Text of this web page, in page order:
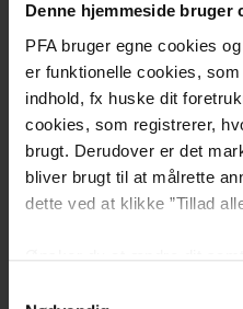
Denne hjemmeside bruger
PFA bruger egne cookies
er funktionelle cookies,
indhold, fx huske dit
cookies, som registrerer,
brugt. Derudover er det
bliver brugt til at målrette
dette ved at klikke ”Tillad
Ønsker du at ændre dit
unge. Vi håber på at
medlemmer til PFA’s
alder, geografi og
flest mulige forskellige
Fakta om
Man skal være 18-